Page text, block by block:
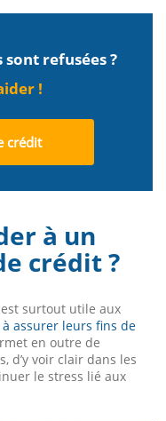
refusées ?
!
crédit
à un
crédit ?
surtout utile aux
assurer leurs fins de
en outre de
d’y voir clair dans les
le stress lié aux